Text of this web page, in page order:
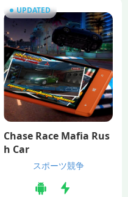
UPDATED
Chase Race Mafia Rus
h Car
スポーツ競争